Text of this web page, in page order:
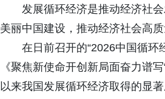
发展循环经济是推动经济社
美丽中国建设，推动经济社会高
在日前召开的“2026中国循
《聚焦新使命开创新局面奋力谱
以来我国发展循环经济取得的显